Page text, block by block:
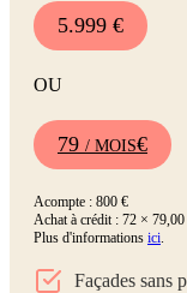
5.999 €
OU
79 / MOIS€
Acompte : 800 €
Achat à crédit : 72 ×
Plus d'informations ici.
Façades sans